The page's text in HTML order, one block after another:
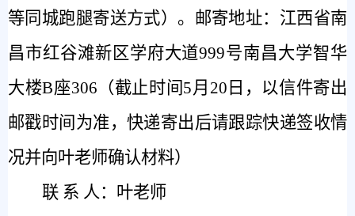
等同城跑腿寄送方式）。邮寄地址：江西省南
昌市红谷滩新区学府大道999号南昌大学智华
大楼B座306（截止时间5月 20 日，以信件寄出
邮戳时间为准，快递寄出后请跟踪快递签收情
况并向叶老师确认材料）
联 系 人：叶老师